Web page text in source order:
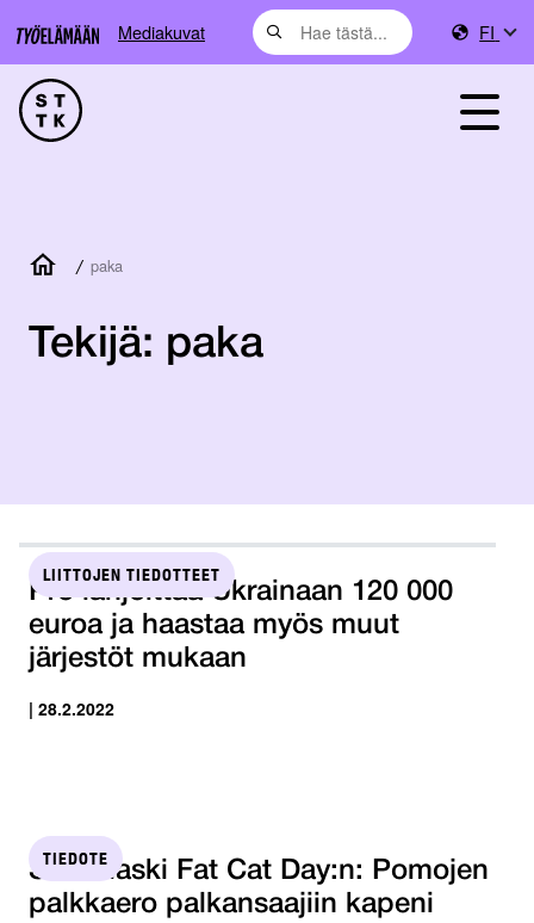
Mediakuvat FI
/ paka
Tekijä: paka
LIITTOJEN TIEDOTTEET
Pro lahjoittaa Ukrainaan 120 000
euroa ja haastaa myös muut
järjestöt mukaan
| 28.2.2022
TIEDOTE
STTK laski Fat Cat Day:n: Pomojen
palkkaero palkansaajiin kapeni